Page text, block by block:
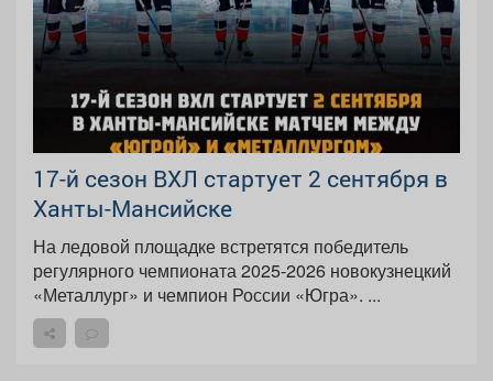
17-й сезон ВХЛ стартует 2 сентября в
Ханты-Мансийске
На ледовой площадке встретятся победитель
регулярного чемпионата 2025-2026 новокузнецкий
«Металлург» и чемпион России «Югра». ...